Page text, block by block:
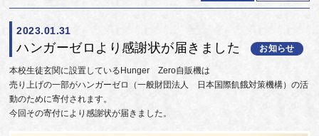
2023.01.31
ハンガーゼロより感謝状が届きました お知らせ
本校生徒玄関に設置しているHunger Zero自販機は
売り上げの一部がハンガーゼロ（一般財団法人 日本国際飢餓対策機構）の活
動のために寄付されます。
今回その寄付により感謝状が届きました。